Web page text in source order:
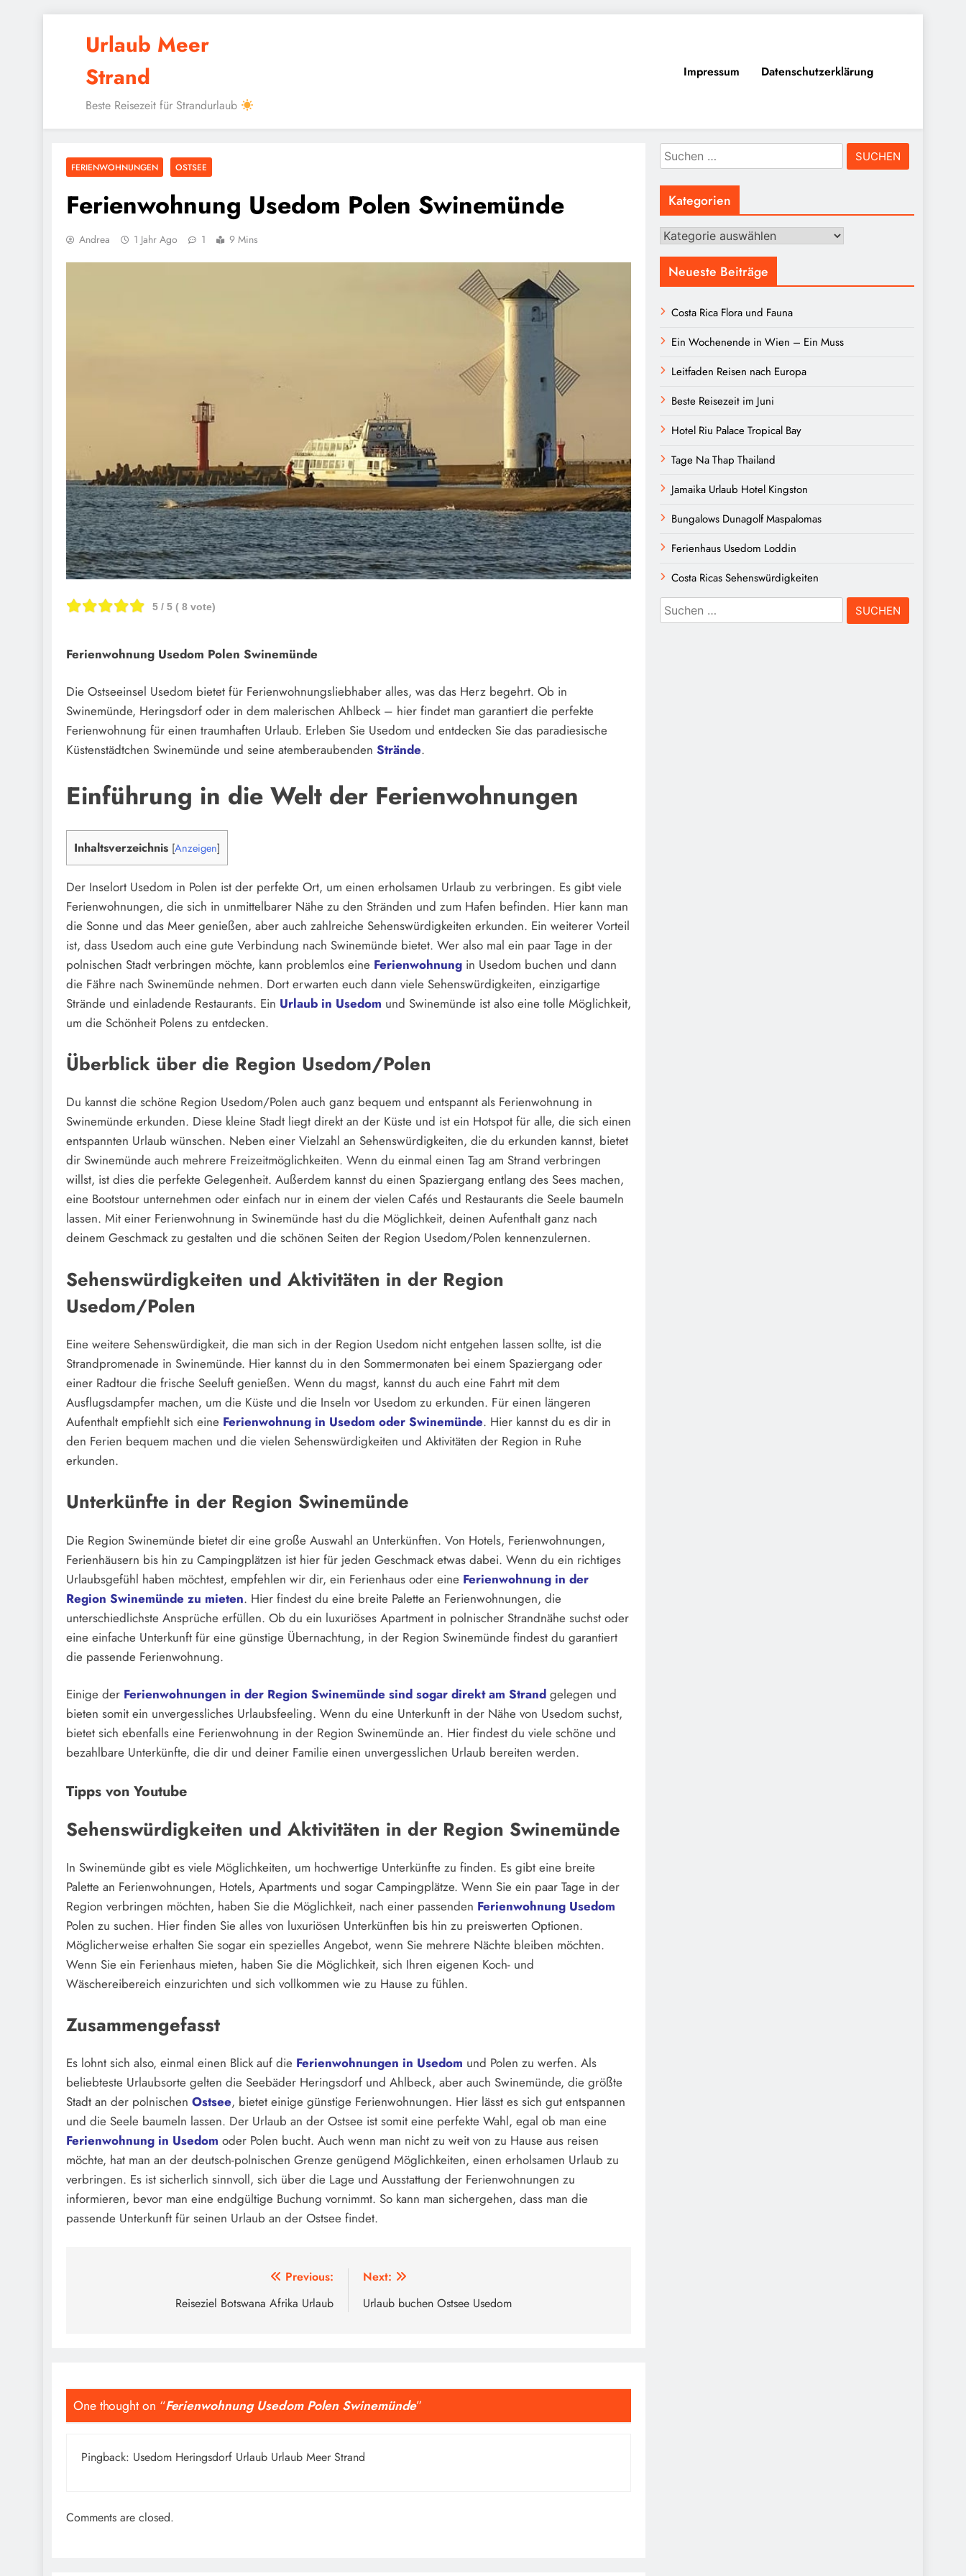
Urlaub Meer
Strand
Beste Reisezeit für Strandurlaub
Impressum Datenschutzerklärung
FERIENWOHNUNGEN OSTSEE
Ferienwohnung Usedom Polen Swinemünde
Andrea 1 Jahr Ago 1 9 Mins
5 / 5 ( 8 vote)
Ferienwohnung Usedom Polen Swinemünde
Die Ostseeinsel Usedom bietet für Ferienwohnungsliebhaber alles, was das Herz begehrt. Ob in
Swinemünde, Heringsdorf oder in dem malerischen Ahlbeck – hier findet man garantiert die perfekte
Ferienwohnung für einen traumhaften Urlaub. Erleben Sie Usedom und entdecken Sie das paradiesische
Küstenstädtchen Swinemünde und seine atemberaubenden Strände.
Einführung in die Welt der Ferienwohnungen
Inhaltsverzeichnis [Anzeigen]
Der Inselort Usedom in Polen ist der perfekte Ort, um einen erholsamen Urlaub zu verbringen. Es gibt viele
Ferienwohnungen, die sich in unmittelbarer Nähe zu den Stränden und zum Hafen befinden. Hier kann man
die Sonne und das Meer genießen, aber auch zahlreiche Sehenswürdigkeiten erkunden. Ein weiterer Vorteil
ist, dass Usedom auch eine gute Verbindung nach Swinemünde bietet. Wer also mal ein paar Tage in der
polnischen Stadt verbringen möchte, kann problemlos eine Ferienwohnung in Usedom buchen und dann
die Fähre nach Swinemünde nehmen. Dort erwarten euch dann viele Sehenswürdigkeiten, einzigartige
Strände und einladende Restaurants. Ein Urlaub in Usedom und Swinemünde ist also eine tolle Möglichkeit,
um die Schönheit Polens zu entdecken.
Überblick über die Region Usedom/Polen
Du kannst die schöne Region Usedom/Polen auch ganz bequem und entspannt als Ferienwohnung in
Swinemünde erkunden. Diese kleine Stadt liegt direkt an der Küste und ist ein Hotspot für alle, die sich einen
entspannten Urlaub wünschen. Neben einer Vielzahl an Sehenswürdigkeiten, die du erkunden kannst, bietet
dir Swinemünde auch mehrere Freizeitmöglichkeiten. Wenn du einmal einen Tag am Strand verbringen
willst, ist dies die perfekte Gelegenheit. Außerdem kannst du einen Spaziergang entlang des Sees machen,
eine Bootstour unternehmen oder einfach nur in einem der vielen Cafés und Restaurants die Seele baumeln
lassen. Mit einer Ferienwohnung in Swinemünde hast du die Möglichkeit, deinen Aufenthalt ganz nach
deinem Geschmack zu gestalten und die schönen Seiten der Region Usedom/Polen kennenzulernen.
Sehenswürdigkeiten und Aktivitäten in der Region
Usedom/Polen
Eine weitere Sehenswürdigkeit, die man sich in der Region Usedom nicht entgehen lassen sollte, ist die
Strandpromenade in Swinemünde. Hier kannst du in den Sommermonaten bei einem Spaziergang oder
einer Radtour die frische Seeluft genießen. Wenn du magst, kannst du auch eine Fahrt mit dem
Ausflugsdampfer machen, um die Küste und die Inseln vor Usedom zu erkunden. Für einen längeren
Aufenthalt empfiehlt sich eine Ferienwohnung in Usedom oder Swinemünde. Hier kannst du es dir in
den Ferien bequem machen und die vielen Sehenswürdigkeiten und Aktivitäten der Region in Ruhe
erkunden.
Unterkünfte in der Region Swinemünde
Die Region Swinemünde bietet dir eine große Auswahl an Unterkünften. Von Hotels, Ferienwohnungen,
Ferienhäusern bis hin zu Campingplätzen ist hier für jeden Geschmack etwas dabei. Wenn du ein richtiges
Urlaubsgefühl haben möchtest, empfehlen wir dir, ein Ferienhaus oder eine Ferienwohnung in der
Region Swinemünde zu mieten. Hier findest du eine breite Palette an Ferienwohnungen, die
unterschiedlichste Ansprüche erfüllen. Ob du ein luxuriöses Apartment in polnischer Strandnähe suchst oder
eine einfache Unterkunft für eine günstige Übernachtung, in der Region Swinemünde findest du garantiert
die passende Ferienwohnung.
Einige der Ferienwohnungen in der Region Swinemünde sind sogar direkt am Strand gelegen und
bieten somit ein unvergessliches Urlaubsfeeling. Wenn du eine Unterkunft in der Nähe von Usedom suchst,
bietet sich ebenfalls eine Ferienwohnung in der Region Swinemünde an. Hier findest du viele schöne und
bezahlbare Unterkünfte, die dir und deiner Familie einen unvergesslichen Urlaub bereiten werden.
Tipps von Youtube
Sehenswürdigkeiten und Aktivitäten in der Region Swinemünde
In Swinemünde gibt es viele Möglichkeiten, um hochwertige Unterkünfte zu finden. Es gibt eine breite
Palette an Ferienwohnungen, Hotels, Apartments und sogar Campingplätze. Wenn Sie ein paar Tage in der
Region verbringen möchten, haben Sie die Möglichkeit, nach einer passenden Ferienwohnung Usedom
Polen zu suchen. Hier finden Sie alles von luxuriösen Unterkünften bis hin zu preiswerten Optionen.
Möglicherweise erhalten Sie sogar ein spezielles Angebot, wenn Sie mehrere Nächte bleiben möchten.
Wenn Sie ein Ferienhaus mieten, haben Sie die Möglichkeit, sich Ihren eigenen Koch- und
Wäschereibereich einzurichten und sich vollkommen wie zu Hause zu fühlen.
Zusammengefasst
Es lohnt sich also, einmal einen Blick auf die Ferienwohnungen in Usedom und Polen zu werfen. Als
beliebteste Urlaubsorte gelten die Seebäder Heringsdorf und Ahlbeck, aber auch Swinemünde, die größte
Stadt an der polnischen Ostsee, bietet einige günstige Ferienwohnungen. Hier lässt es sich gut entspannen
und die Seele baumeln lassen. Der Urlaub an der Ostsee ist somit eine perfekte Wahl, egal ob man eine
Ferienwohnung in Usedom oder Polen bucht. Auch wenn man nicht zu weit von zu Hause aus reisen
möchte, hat man an der deutsch-polnischen Grenze genügend Möglichkeiten, einen erholsamen Urlaub zu
verbringen. Es ist sicherlich sinnvoll, sich über die Lage und Ausstattung der Ferienwohnungen zu
informieren, bevor man eine endgültige Buchung vornimmt. So kann man sichergehen, dass man die
passende Unterkunft für seinen Urlaub an der Ostsee findet.
Previous:
Reiseziel Botswana Afrika Urlaub
Next:
Urlaub buchen Ostsee Usedom
One thought on “Ferienwohnung Usedom Polen Swinemünde”
Pingback: Usedom Heringsdorf Urlaub Urlaub Meer Strand
Comments are closed.
Suchen
nach:
Kategorien
Kategorien
Neueste Beiträge
Costa Rica Flora und Fauna
Ein Wochenende in Wien – Ein Muss
Leitfaden Reisen nach Europa
Beste Reisezeit im Juni
Hotel Riu Palace Tropical Bay
Tage Na Thap Thailand
Jamaika Urlaub Hotel Kingston
Bungalows Dunagolf Maspalomas
Ferienhaus Usedom Loddin
Costa Ricas Sehenswürdigkeiten
Suchen
nach: